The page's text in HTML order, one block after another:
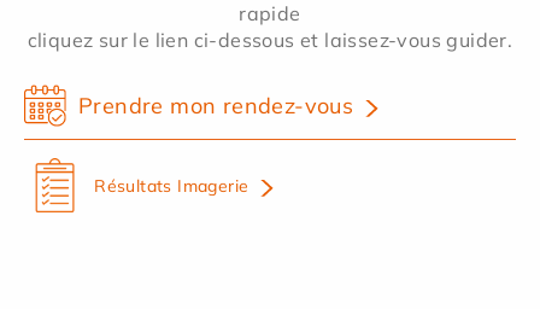
rapide
cliquez sur le lien ci-dessous et laissez-vous guider.
Prendre mon rendez-vous
Résultats Imagerie